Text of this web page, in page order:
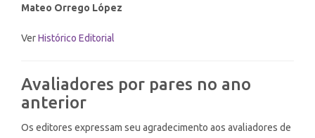
Mateo Orrego López
VerHistórico Editorial
Avaliadores por pares no ano
anterior
Os editores expressam seu agradecimento aos avaliadores de